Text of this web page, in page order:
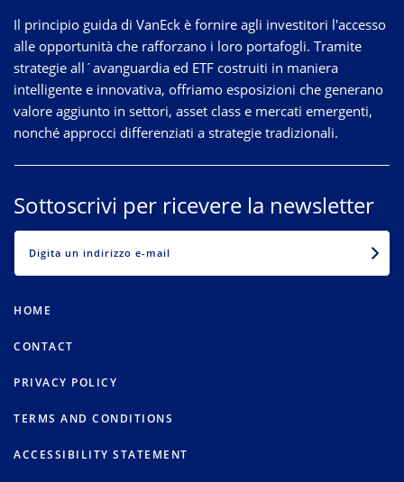
Il principio guida di VanEck è fornire agli investitori l'accesso
alle opportunità che rafforzano i loro portafogli. Tramite
strategie all´avanguardia ed ETF costruiti in maniera
intelligente e innovativa, offriamo esposizioni che generano
valore aggiunto in settori, asset class e mercati emergenti,
nonché approcci differenziati a strategie tradizionali.
Sottoscrivi per ricevere la newsletter
HOME
CONTACT
PRIVACY POLICY
TERMS AND CONDITIONS
ACCESSIBILITY STATEMENT